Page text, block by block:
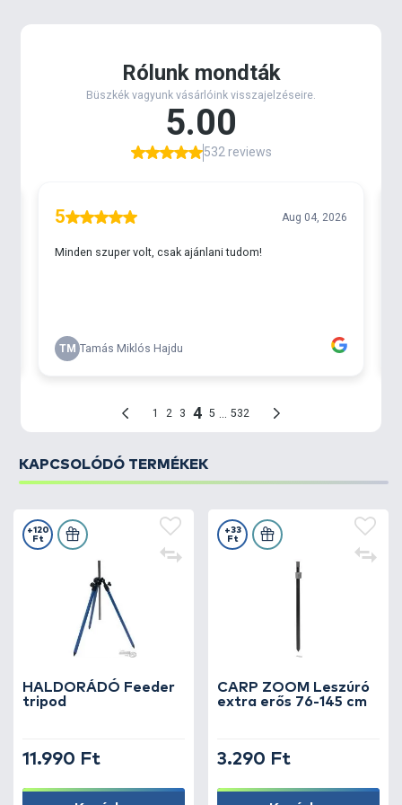
KAPCSOLÓDÓ TERMÉKEK
HALDORÁDÓ Feeder
tripod
+120
Ft
11.990 Ft
CARP ZOOM Leszúró
extra erős 76-145 cm
+33
Ft
3.290 Ft